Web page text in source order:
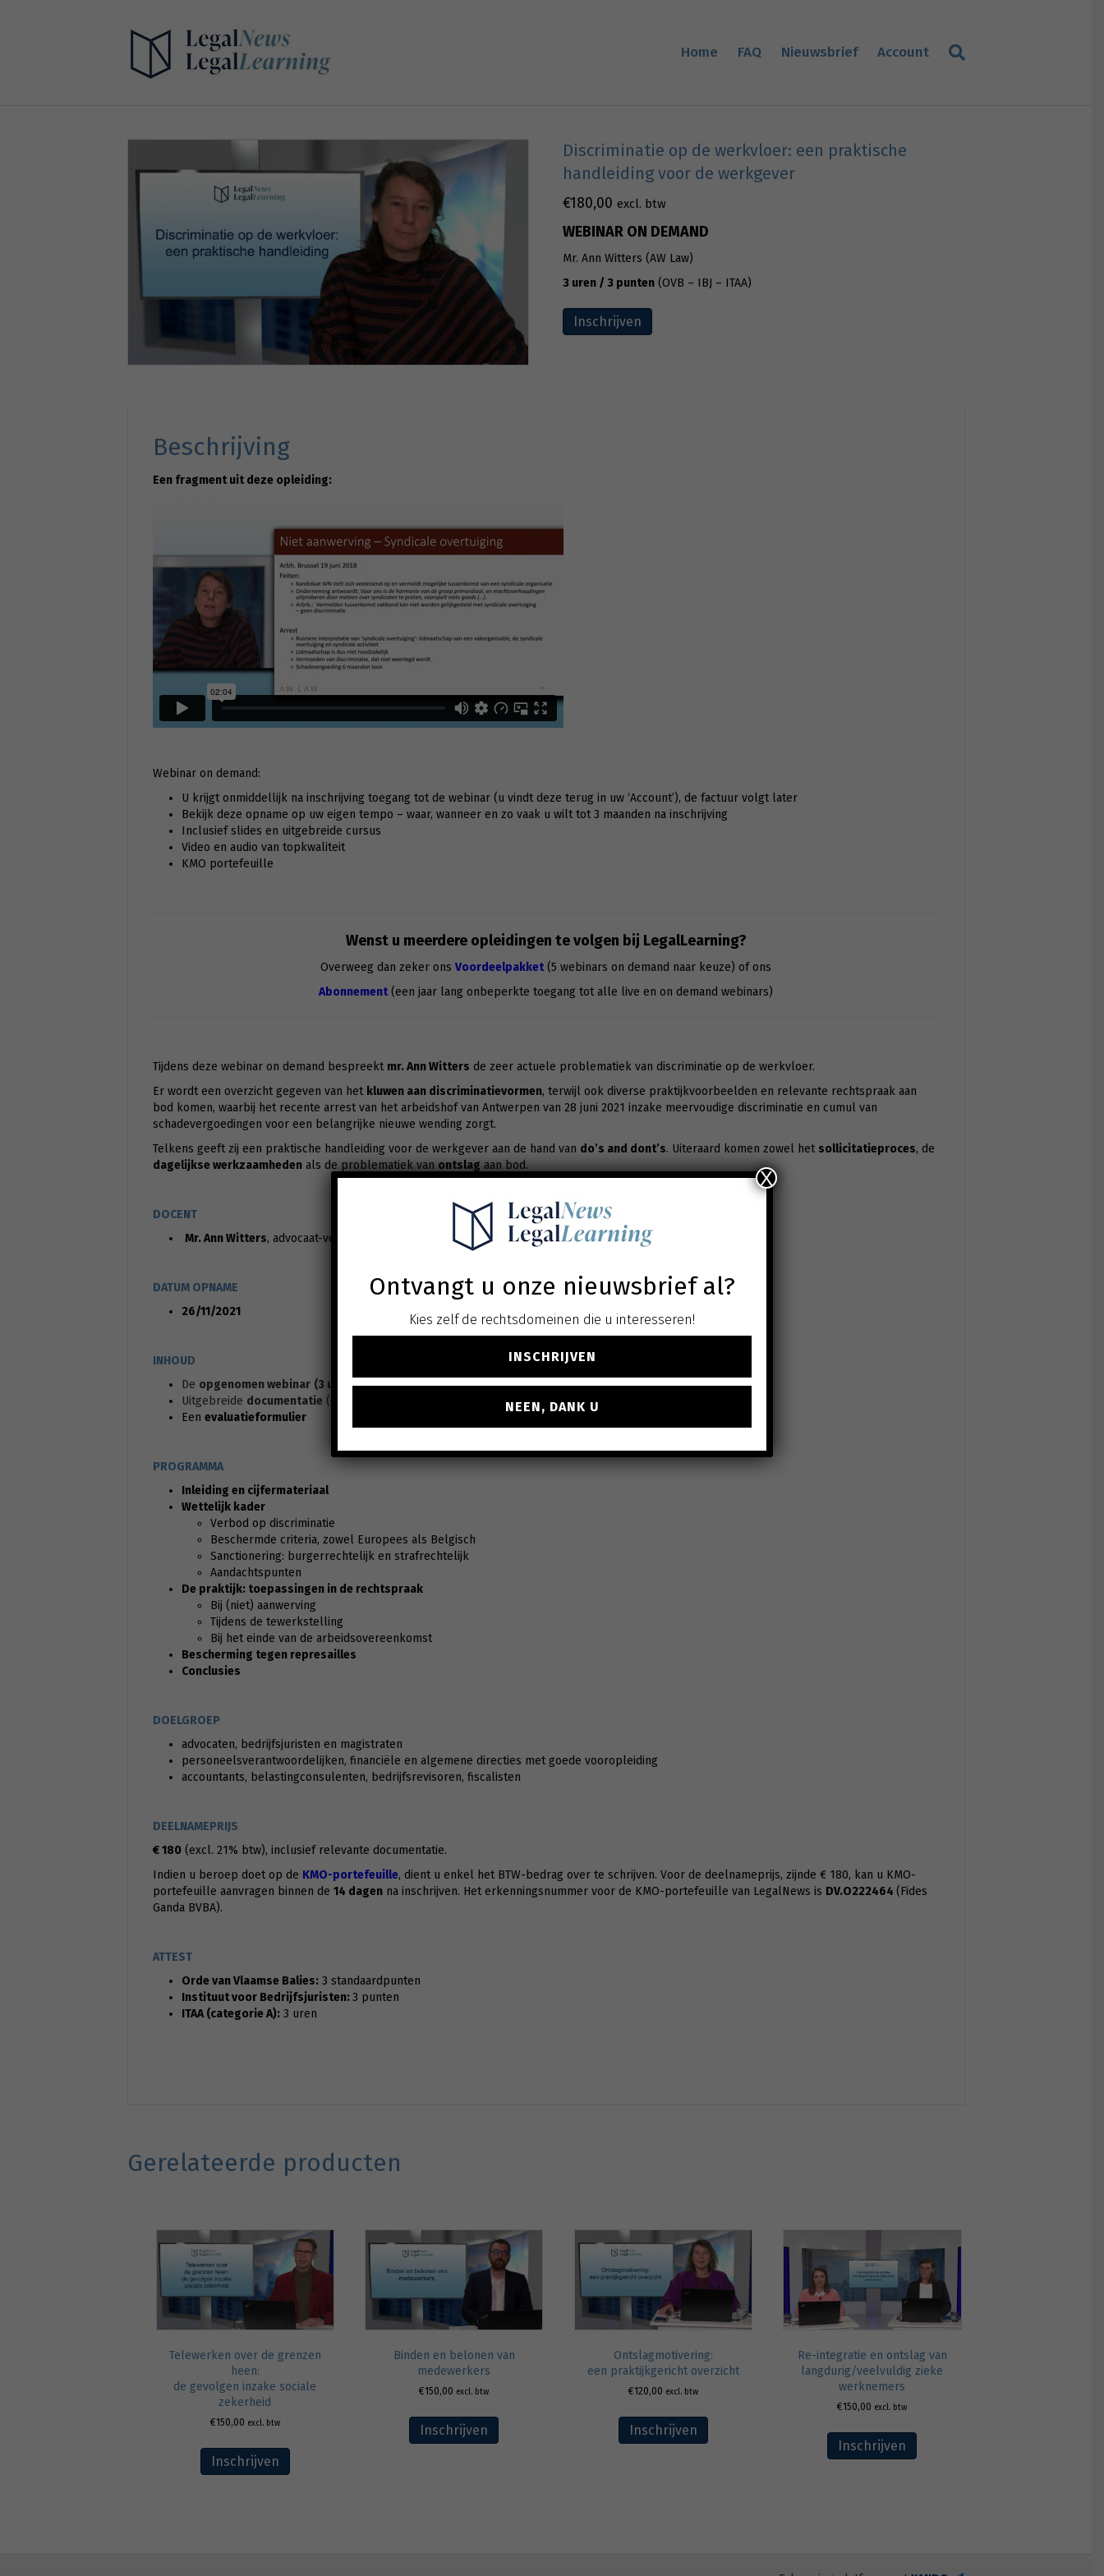
Home FAQ Nieuwsbrief Account
Discriminatie op de werkvloer: een praktische
handleiding voor de werkgever
€180,00 excl. btw
WEBINAR ON DEMAND
Mr. Ann Witters (AW Law)
3 uren / 3 punten(OVB – IBJ – ITAA)
Inschrijven
Beschrijving
Een fragment uit deze opleiding:
Webinar on demand:
U krijgt onmiddellijk na inschrijving toegang tot de webinar (u vindt deze terug in uw ‘Account’), de factuur volgt later
Bekijk deze opname op uw eigen tempo – waar, wanneer en zo vaak u wilt tot 3 maanden na inschrijving
Inclusief slides en uitgebreide cursus
Video en audio van topkwaliteit
KMO portefeuille
Wenst u meerdere opleidingen te volgen bij LegalLearning?
Overweeg dan zeker ons Voordeelpakket(5 webinars on demand naar keuze) of ons
Abonnement(een jaar lang onbeperkte toegang tot alle live en on demand webinars)
Tijdens deze webinar on demand bespreekt mr. Ann Witters de zeer actuele problematiek van discriminatie op de werkvloer.
Er wordt een overzicht gegeven van het kluwen aan discriminatievormen, terwijl ook diverse praktijkvoorbeelden en relevante rechtspraak aan
bod komen, waarbij het recente arrest van het arbeidshof van Antwerpen van 28 juni 2021 inzake meervoudige discriminatie en cumul van
schadevergoedingen voor een belangrijke nieuwe wending zorgt.
Telkens geeft zij een praktische handleiding voor de werkgever aan de hand van do’s and dont’s. Uiteraard komen zowel het sollicitatieproces, de
dagelijkse werkzaamhedenals de problematiek van ontslag aan bod.
DOCENT
Mr. Ann Witters, advocaat-vennoot AW-LAW
DATUM OPNAME
26/11/2021
INHOUD
De opgenomen webinar (3 uur)
Uitgebreide documentatie (de slides, een cursus, interessante links,…)
Een evaluatieformulier
PROGRAMMA
Inleiding en cijfermateriaal
Wettelijk kader
Verbod op discriminatie
Beschermde criteria, zowel Europees als Belgisch
Sanctionering: burgerrechtelijk en strafrechtelijk
Aandachtspunten
De praktijk: toepassingen in de rechtspraak
Bij (niet) aanwerving
Tijdens de tewerkstelling
Bij het einde van de arbeidsovereenkomst
Bescherming tegen represailles
Conclusies
DOELGROEP
advocaten, bedrijfsjuristen en magistraten
personeelsverantwoordelijken, financiële en algemene directies met goede vooropleiding
accountants, belastingconsulenten, bedrijfsrevisoren, fiscalisten
DEELNAMEPRIJS
€ 180(excl. 21% btw), inclusief relevante documentatie.
Indien u beroep doet op de KMO-portefeuille, dient u enkel het BTW-bedrag over te schrijven. Voor de deelnameprijs, zijnde € 180, kan u KMO-
portefeuille aanvragen binnen de 14 dagenna inschrijven. Het erkenningsnummer voor de KMO-portefeuille van LegalNews is DV.O222464 (Fides
Ganda BVBA).
ATTEST
Orde van Vlaamse Balies:3 standaardpunten
Instituut voor Bedrijfsjuristen:3 punten
ITAA (categorie A):3 uren
Gerelateerde producten
Telewerken over de grenzen
heen:
de gevolgen inzake sociale
zekerheid
€150,00 excl. btw
Inschrijven
Binden en belonen van
medewerkers
€150,00 excl. btw
Inschrijven
Ontslagmotivering:
een praktijkgericht overzicht
€120,00 excl. btw
Inschrijven
Re-integratie en ontslag van
langdurig/veelvuldig zieke
werknemers
€150,00 excl. btw
Inschrijven
Ontvangt u onze nieuwsbrief al?
Kies zelf de rechtsdomeinen die u interesseren!
INSCHRIJVEN
NEEN, DANK U
X